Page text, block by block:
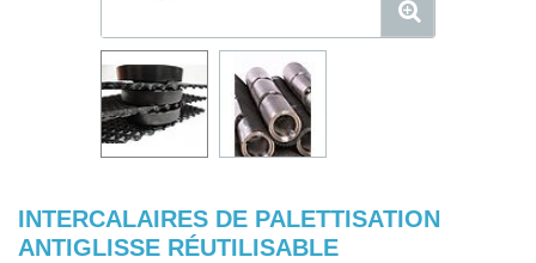
INTERCALAIRES DE PALETTISATION
ANTIGLISSE RÉUTILISABLE